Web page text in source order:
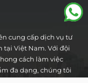
cung cấp dịch vụ tư
tại Việt Nam. Với đội
cách làm việc
đa dạng, chúng tôi